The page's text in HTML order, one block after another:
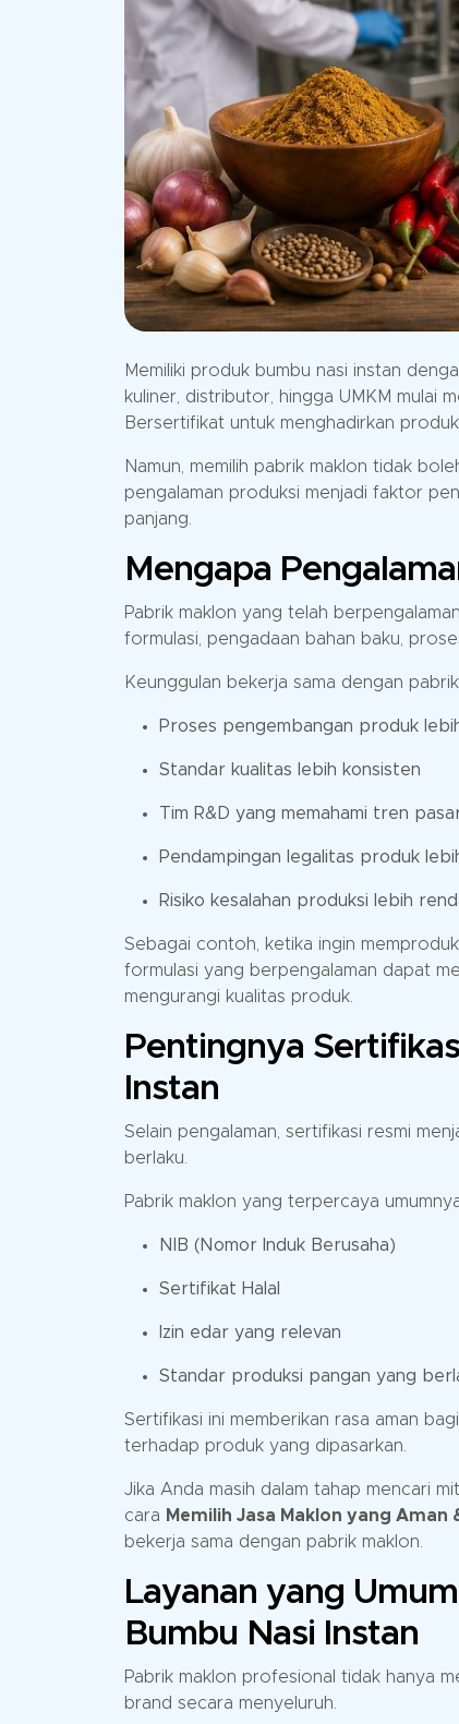
Memiliki produk bumbu nasi instan
kuliner, distributor, hingga UMKM mulai
Bersertifikat untuk menghadirkan
Namun, memilih pabrik maklon tidak
pengalaman produksi menjadi faktor
panjang.
Mengapa
Pabrik maklon yang telah
formulasi, pengadaan bahan baku,
Keunggulan bekerja sama dengan
Proses pengembangan produk
Standar kualitas lebih konsisten
Tim R&D yang memahami tren
Pendampingan legalitas produk
Risiko kesalahan produksi lebih
Sebagai contoh, ketika ingin
formulasi yang berpengalaman dapat
mengurangi kualitas produk.
Pentingnya
Instan
Selain pengalaman, sertifikasi resmi
berlaku.
Pabrik maklon yang terpercaya
NIB (Nomor Induk Berusaha)
Sertifikat Halal
Izin edar yang relevan
Standar produksi pangan yang
Sertifikasi ini memberikan rasa aman
terhadap produk yang dipasarkan.
Jika Anda masih dalam tahap mencari
cara Memilih Jasa Maklon yang Aman
bekerja sama dengan pabrik maklon.
Layanan yang
Bumbu Nasi Instan
Pabrik maklon profesional tidak hanya
brand secara menyeluruh.